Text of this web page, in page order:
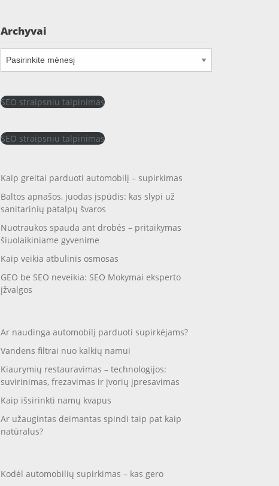
Archyvai
Archyvai
SEO straipsniu talpinimas
SEO straipsniu talpinimas
Kaip greitai parduoti automobilį – supirkimas
Baltos apnašos, juodas įspūdis: kas slypi už
sanitarinių patalpų švaros
Nuotraukos spauda ant drobės – pritaikymas
šiuolaikiniame gyvenime
Kaip veikia atbulinis osmosas
GEO be SEO neveikia: SEO Mokymai eksperto
įžvalgos
Ar naudinga automobilį parduoti supirkėjams?
Vandens filtrai nuo kalkių namui
Kiaurymių restauravimas – technologijos:
suvirinimas, frezavimas ir įvorių įpresavimas
Kaip išsirinkti namų kvapus
Ar užaugintas deimantas spindi taip pat kaip
natūralus?
Kodėl automobilių supirkimas – kas gero